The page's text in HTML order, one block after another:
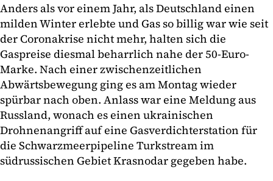
Anders als vor einem Jahr, als Deutschland einen
milden Winter erlebte und Gas so billig war wie seit
der Coronakrise nicht mehr, halten sich die
Gaspreise diesmal beharrlich nahe der 50-Euro-
Marke. Nach einer zwischenzeitlichen
Abwärtsbewegung ging es am Montag wieder
spürbar nach oben. Anlass war eine Meldung aus
Russland, wonach es einen ukrainischen
Drohnenangriff auf eine Gasverdichterstation für
die Schwarzmeerpipeline Turkstream im
südrussischen Gebiet Krasnodar gegeben habe.